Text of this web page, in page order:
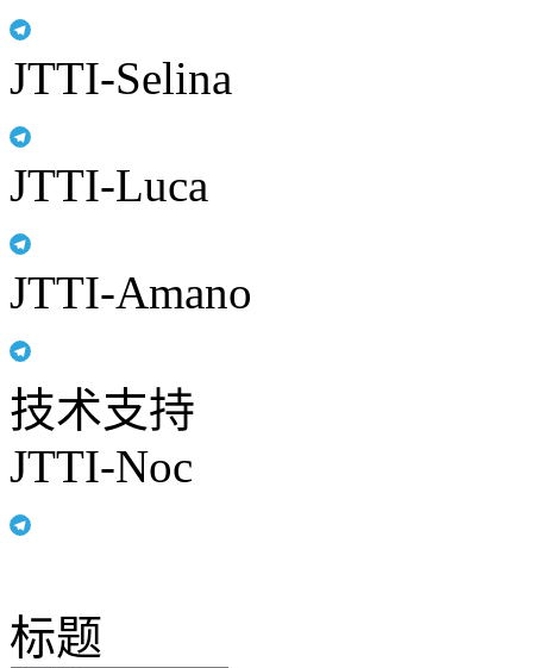
JTTI-Selina
JTTI-Luca
JTTI-Amano
技术支持
JTTI-Noc
标题